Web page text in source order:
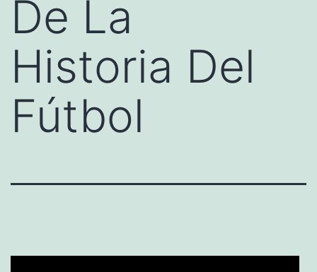
De La
Historia Del
Fútbol